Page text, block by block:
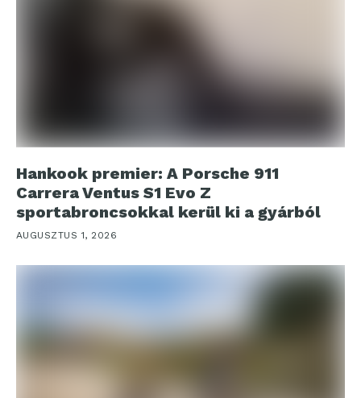
Hankook premier: A Porsche 911
Carrera Ventus S1 Evo Z
sportabroncsokkal kerül ki a gyárból
AUGUSZTUS 1, 2026